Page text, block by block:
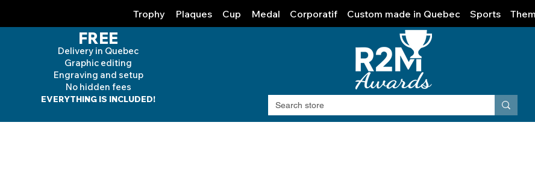
Trophy Plaques Cup Medal Corporatif Custom made in Quebec Sports
FREE
Delivery in Quebec
Graphic editing
Engraving and setup
No hidden fees
EVERYTHING IS INCLUDED!